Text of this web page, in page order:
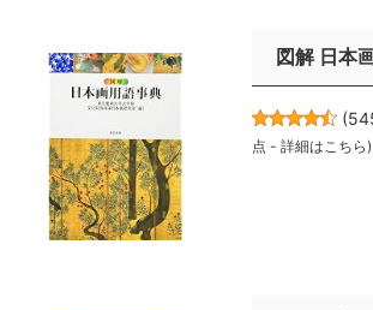
図解 日本
(
点 -詳細はこちら )